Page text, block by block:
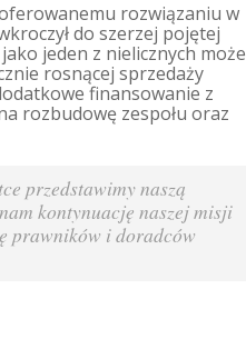
rozwiązaniu w
do szerzej pojętej
jeden z nielicznych może
rosnącej sprzedaży
finansowanie z
rozbudowę zespołu oraz
przedstawimy naszą
kontynuację naszej misji
prawników i doradców